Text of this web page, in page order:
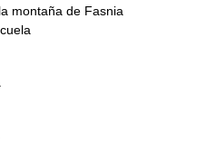
montaña de Fasnia